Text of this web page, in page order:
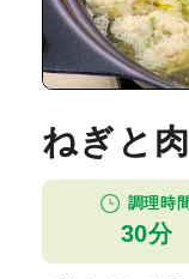
ねぎと
調理時間
30分